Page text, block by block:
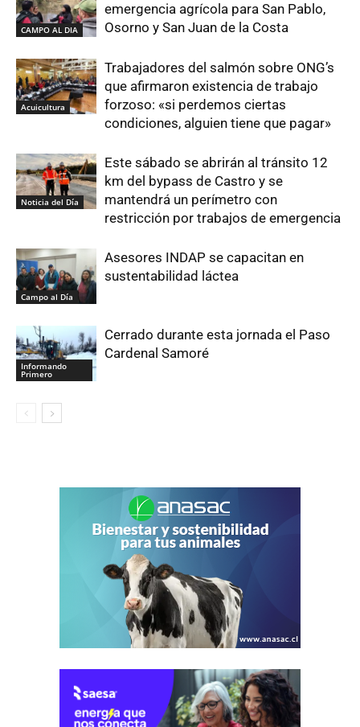
CAMPO AL DIA
emergencia agrícola para San Pablo,
Osorno y San Juan de la Costa
Acuicultura
Trabajadores del salmón sobre ONG’s
que afirmaron existencia de trabajo
forzoso: «si perdemos ciertas
condiciones, alguien tiene que pagar»
Noticia del Día
Este sábado se abrirán al tránsito 12
km del bypass de Castro y se
mantendrá un perímetro con
restricción por trabajos de emergencia
Campo al Día
Asesores INDAP se capacitan en
sustentabilidad láctea
Informando
Primero
Cerrado durante esta jornada el Paso
Cardenal Samoré